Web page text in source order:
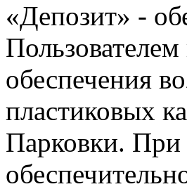
«Депозит» -
обеспечения
пластиковых
Парковки.